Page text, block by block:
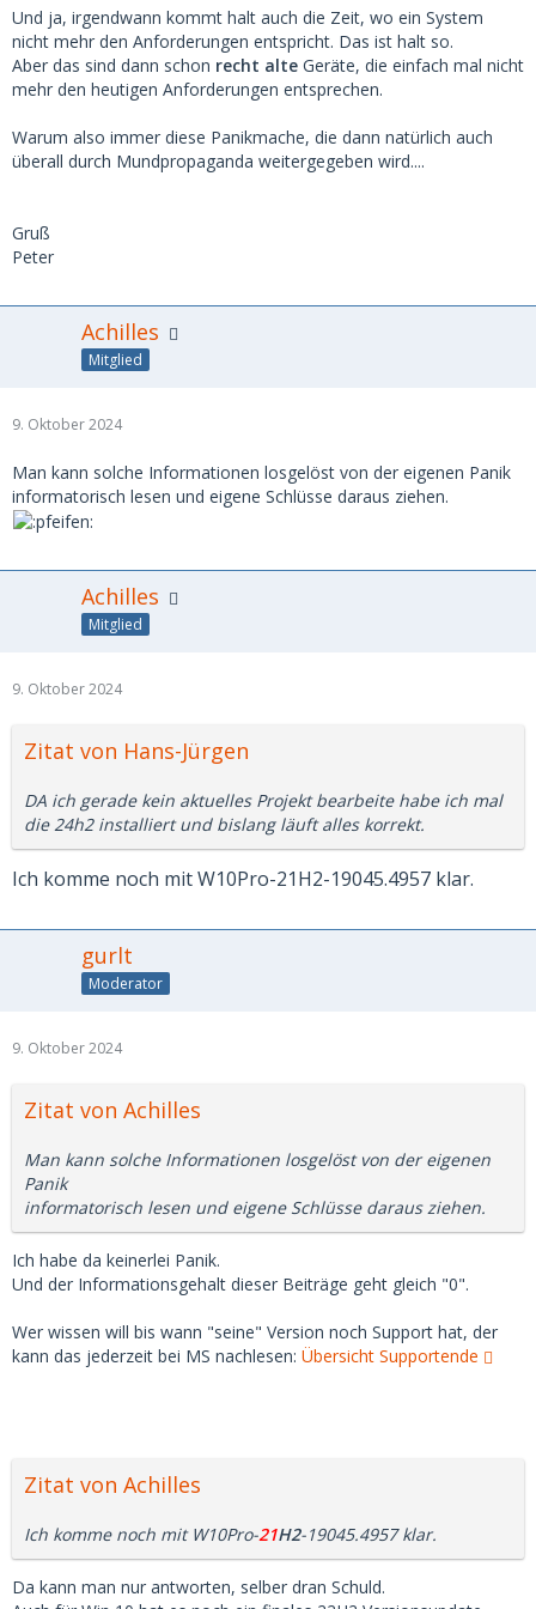
Und ja, irgendwann kommt halt auch die Zeit, wo ein System
nicht mehr den Anforderungen entspricht. Das ist halt so.
Aber das sind dann schon recht alte Geräte, die einfach mal nicht
mehr den heutigen Anforderungen entsprechen.
Warum also immer diese Panikmache, die dann natürlich auch
überall durch Mundpropaganda weitergegeben wird....
Gruß
Peter
Achilles
Mitglied
9. Oktober 2024
Man kann solche Informationen losgelöst von der eigenen Panik
informatorisch lesen und eigene Schlüsse daraus ziehen.
Achilles
Mitglied
9. Oktober 2024
Zitat von Hans-Jürgen
DA ich gerade kein aktuelles Projekt bearbeite habe ich mal
die 24h2 installiert und bislang läuft alles korrekt.
Ich komme noch mit W10Pro-21H2-19045.4957 klar.
gurlt
Moderator
9. Oktober 2024
Zitat von Achilles
Man kann solche Informationen losgelöst von der eigenen
Panik
informatorisch lesen und eigene Schlüsse daraus ziehen.
Ich habe da keinerlei Panik.
Und der Informationsgehalt dieser Beiträge geht gleich "0".
Wer wissen will bis wann "seine" Version noch Support hat, der
kann das jederzeit bei MS nachlesen: Übersicht Supportende
Zitat von Achilles
Ich komme noch mit W10Pro-21H2-19045.4957 klar.
Da kann man nur antworten, selber dran Schuld.